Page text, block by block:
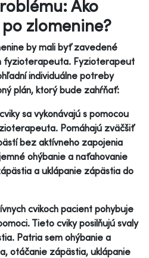
Ako
zlomenine?
by mali byť zavedené
fyzioterapeuta. Fyzioterapeut
individuálne potreby
plán, ktorý bude zahŕňať:
sa vykonávajú s pomocou
Pomáhajú zväčšiť
bez aktívneho zapojenia
ohýbanie a naťahovanie
a uklápanie zápästia do
cvikoch pacient pohybuje
Tieto cviky posilňujú svaly
Patria sem ohýbanie a
otáčanie zápästia, uklápanie